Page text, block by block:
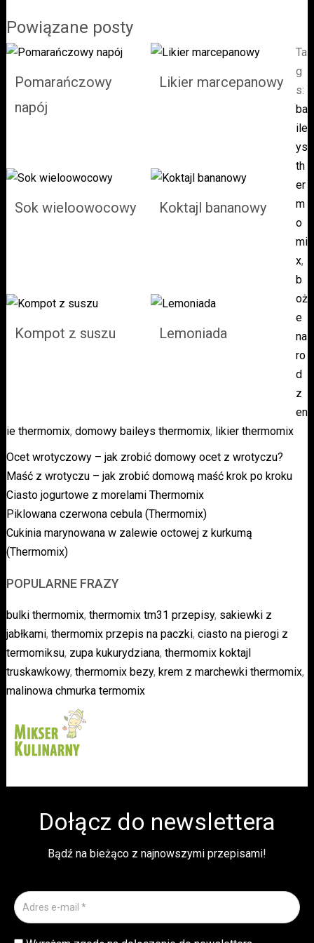
Pomarańczowy
napój
Likier marcepanowy
Sok wieloowocowy Koktajl bananowy
Kompot z suszu Lemoniada
Ta
g
s:
ba
ile
ys
th
er
m
o
mi
x,
b
oż
e
na
ro
d
z
en
ie thermomix, domowy baileys thermomix, likier thermomix
Ocet wrotyczowy – jak zrobić domowy ocet z wrotyczu?
Maść z wrotyczu – jak zrobić domową maść krok po kroku
Ciasto jogurtowe z morelami Thermomix
Piklowana czerwona cebula (Thermomix)
Cukinia marynowana w zalewie octowej z kurkumą
(Thermomix)
POPULARNE FRAZY
bulki thermomix, thermomix tm31 przepisy, sakiewki z
jabłkami, thermomix przepis na paczki, ciasto na pierogi z
termomiksu, zupa kukurydziana, thermomix koktajl
truskawkowy, thermomix bezy, krem z marchewki thermomix,
malinowa chmurka termomix
Dołącz do newslettera
Bądź na bieżąco z najnowszymi przepisami!